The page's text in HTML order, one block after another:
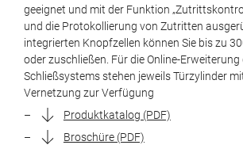
geeignet und mit der Funktion
und die Protokollierung von Zutritten
integrierten Knopfzellen können Sie bis zu
oder zuschließen. Für die Online-Erweiterung
Schließsystems stehen jeweils Türzylinder
Vernetzung zur Verfügung
Produktkatalog (PDF)
Broschüre (PDF)